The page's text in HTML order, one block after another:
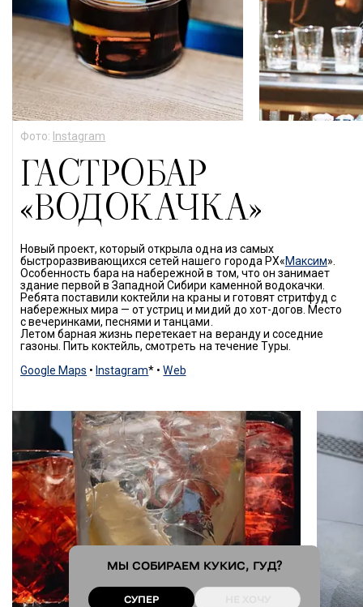
МЫ СОБИРАЕМ КУКИС, ГУД?
СУПЕР
Фото: Instagram
ГАСТРОБАР
«ВОДОКАЧКА»
Новый проект, который открыла одна из самых
быстроразвивающихся сетей нашего города РХ«Максим».
Особенность бара на набережной в том, что он занимает
здание первой в Западной Сибири каменной водокачки.
Ребята поставили коктейли на краны и готовят стритфуд с
набережных мира — от устриц и мидий до хот-догов. Место
с вечеринками, песнями и танцами.
Летом барная жизнь перетекает на веранду и соседние
газоны. Пить коктейль, смотреть на течение Туры.
Google Maps • Instagram* • Web